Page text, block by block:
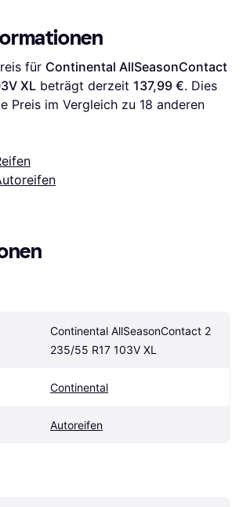
für Continental AllSeasonContact
XL beträgt derzeit 137,99 €. Dies
Preis im Vergleich zu 18 anderen
Continental AllSeasonContact 2
235/55 R17 103V XL
Continental
Autoreifen